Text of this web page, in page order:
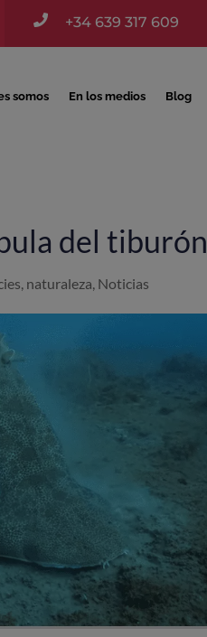
 +34 639 317 609
somos En los medios Blog
del
naturaleza Noticias